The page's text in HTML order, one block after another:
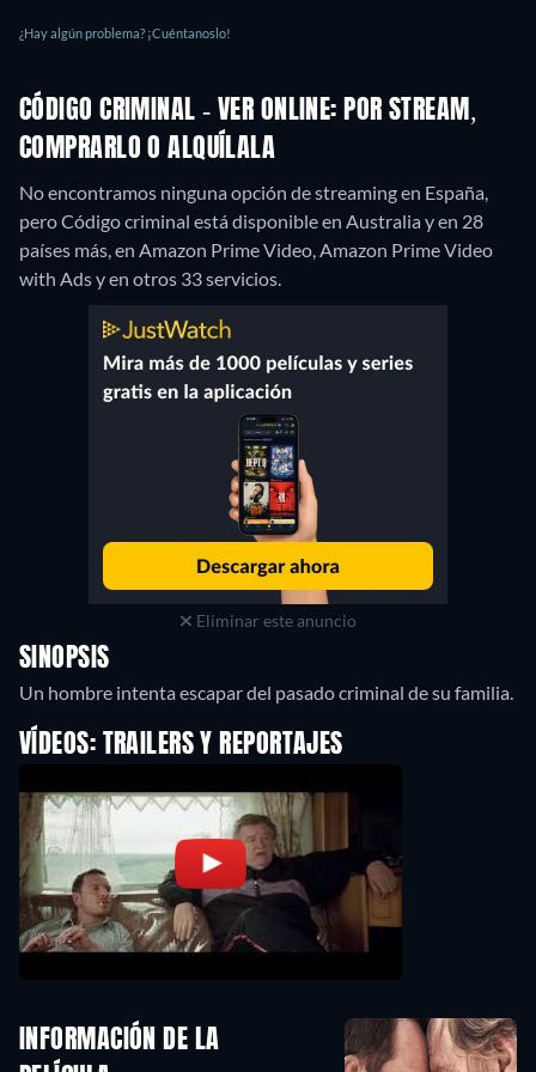
¿Hay algún problema? ¡Cuéntanoslo!
CÓDIGO CRIMINAL - VER ONLINE: POR STREAM,
COMPRARLO O ALQUÍLALA
No encontramos ninguna opción de streaming en España,
pero Código criminal está disponible en Australia y en 28
países más, en Amazon Prime Video, Amazon Prime Video
with Ads y en otros 33 servicios.
Eliminar este anuncio
SINOPSIS
Un hombre intenta escapar del pasado criminal de su familia.
VÍDEOS: TRAILERS Y REPORTAJES
INFORMACIÓN DE LA